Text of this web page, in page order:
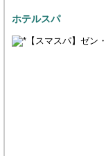
ホテルスパ